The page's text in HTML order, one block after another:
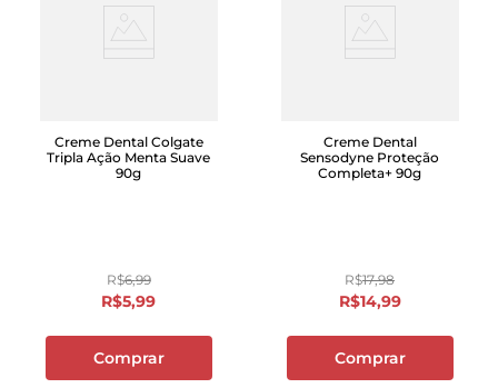
Creme Dental Colgate
Tripla Ação Menta Suave
90g
R$6,99
R$5,99
Comprar
Creme Dental
Sensodyne Proteção
Completa+ 90g
R$17,98
R$14,99
Comprar